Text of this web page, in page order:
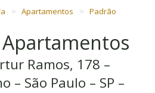
Apartamentos Padrão
Apartamentos
Ramos, 178 –
– São Paulo – SP –